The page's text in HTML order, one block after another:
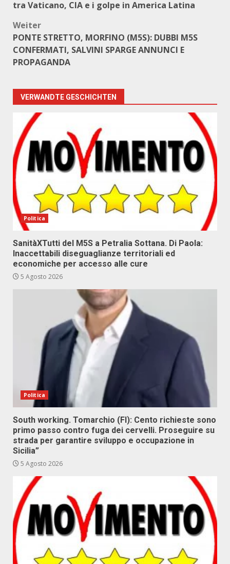
tra Vaticano, CIA e i golpe in America Latina
Weiter
PONTE STRETTO, MORFINO (M5S): DUBBI M5S
CONFERMATI, SALVINI SPARGE ANNUNCI E
PROPAGANDA
VERWANDTE GESCHICHTEN
Politica
SanitàXTutti del M5S a Petralia Sottana. Di Paola:
Inaccettabili diseguaglianze territoriali ed
economiche per accesso alle cure
5 Agosto 2026
Politica
South working. Tomarchio (FI): Cento richieste sono
primo passo contro fuga dei cervelli. Proseguire su
strada per garantire sviluppo e occupazione in
Sicilia”
5 Agosto 2026